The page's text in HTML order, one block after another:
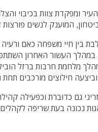
ומפקדת צוות בכיבוי
המוענק לנשים
בין חיי משפחה כאם
העשור האחרון
מלחמת חרבות ברזל
חילוצים מורכבים תחת
גם כדוברת וכפעילה
נכונה בעת שריפה לקהלים